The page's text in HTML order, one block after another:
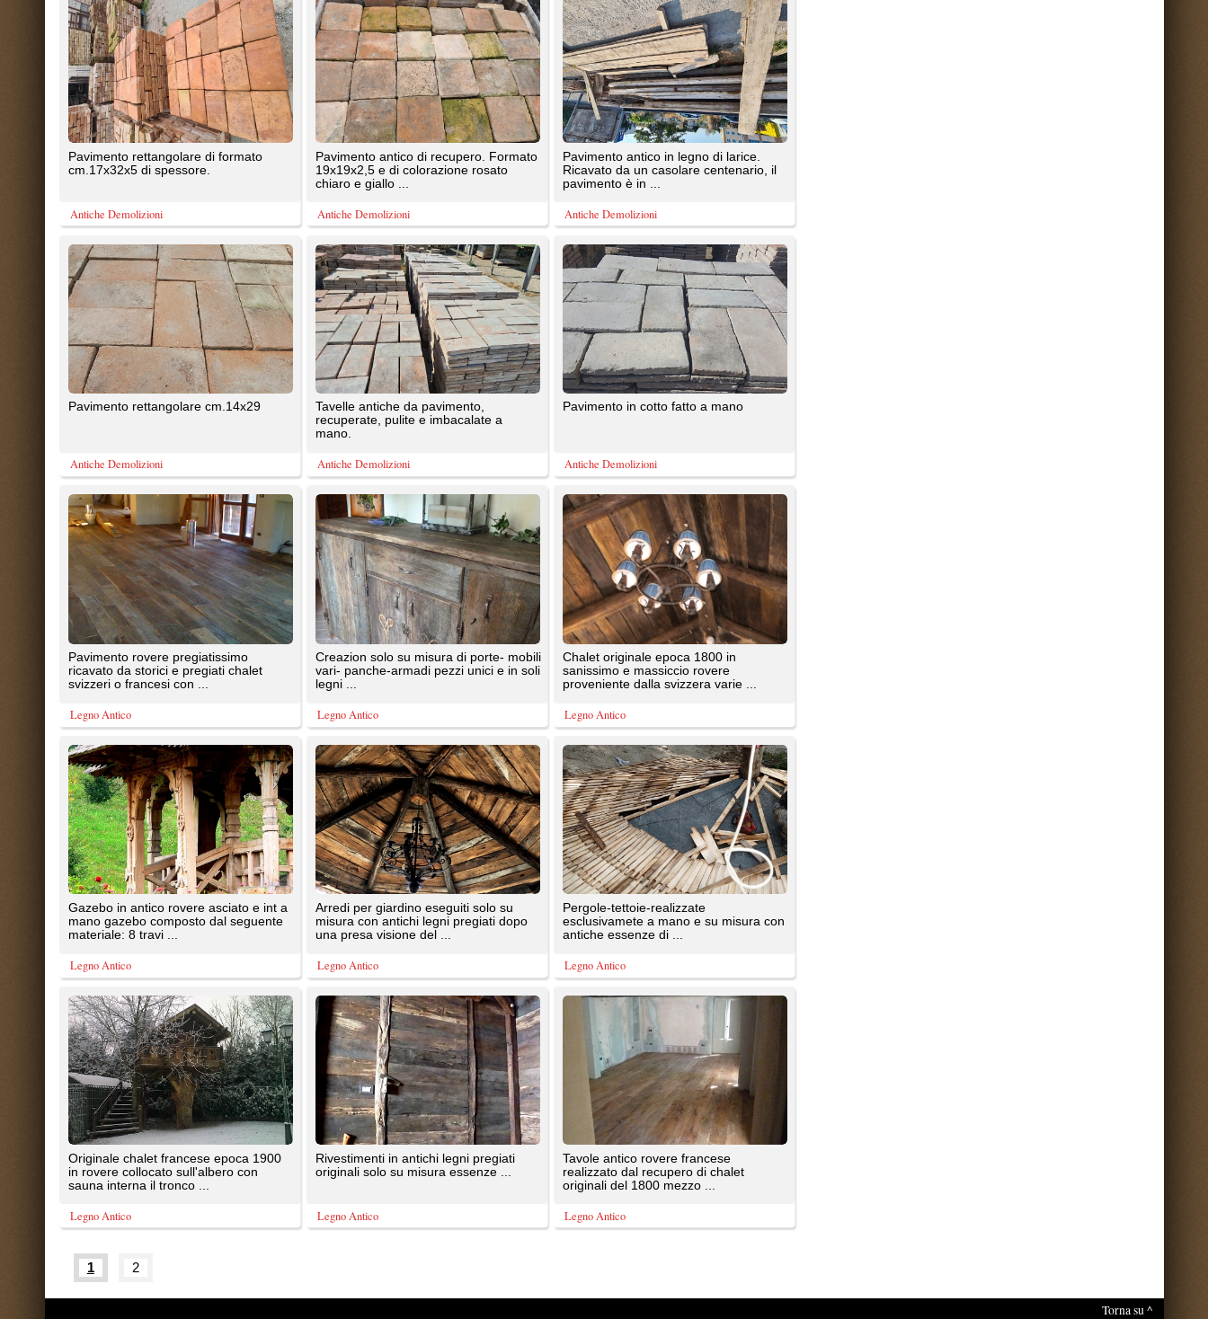
Pavimento rettangolare cm.14x29
Antiche Demolizioni
Tavelle antiche da pavimento,
recuperate, pulite e imbacalate a
mano.
Antiche Demolizioni
Pavimento in cotto fatto a mano
Antiche Demolizioni
Pavimento rovere pregiatissimo
ricavato da storici e pregiati chalet
svizzeri o francesi con ...
Legno Antico
Creazion solo su misura di porte- mobili
vari- panche-armadi pezzi unici e in soli
legni ...
Legno Antico
Chalet originale epoca 1800 in
sanissimo e massiccio rovere
proveniente dalla svizzera varie ...
Legno Antico
Gazebo in antico rovere asciato e int a
mano gazebo composto dal seguente
materiale: 8 travi ...
Legno Antico
Arredi per giardino eseguiti solo su
misura con antichi legni pregiati dopo
una presa visione del ...
Legno Antico
Pergole-tettoie-realizzate
esclusivamete a mano e su misura con
antiche essenze di ...
Legno Antico
in rovere collocato sull'albero con
sauna interna il tronco ...
Legno Antico
originali solo su misura essenze ...
Legno Antico
realizzato dal recupero di chalet
originali del 1800 mezzo ...
Legno Antico
1 2
TrovaPavimenti.it
AF Coding Studio
via A. Diaz, 1
20087 Robecco sul Naviglio (MI)
P.iva 03980840965
Tutte le immagini presenti sul portale sono di proprietà dei rispettivi autori. E' proibita la riproduzione totale o parziale dei contenuti presenti sul portale.